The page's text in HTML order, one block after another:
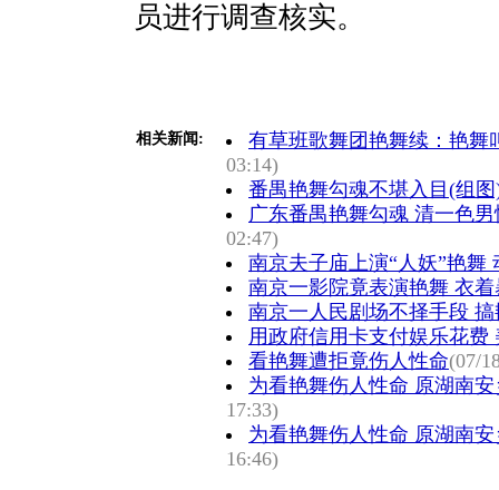
员进行调查核实。
相关新闻:
有草班歌舞团艳舞续：艳舞
03:14)
番禺艳舞勾魂不堪入目(组
广东番禺艳舞勾魂 清一色
02:47)
南京夫子庙上演“人妖”艳舞
南京一影院竟表演艳舞 衣
南京一人民剧场不择手段
用政府信用卡支付娱乐花费
看艳舞遭拒竟伤人性命(07/
为看艳舞伤人性命 原湖南
17:33)
为看艳舞伤人性命 原湖南
16:46)